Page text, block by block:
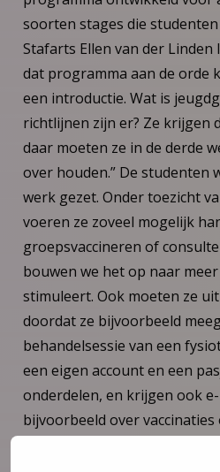
soorten stages die
Stafarts Ellen van der
dat programma aan de orde
een introductie. Wat is
richtlijnen zijn er? Ze krijgen
daar moeten ze in de derde
over houden.” De studenten
werk gezet. Onder toezicht
voeren ze zoveel mogelijk
groepsvaccineren of
bouwen we het op naar
stimuleert. Ook moeten ze
doordat ze bijvoorbeeld
behandelsessie van een
een eigen account en een
onderdelen, en krijgen ook
bijvoorbeeld over